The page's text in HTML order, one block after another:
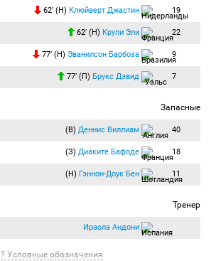
62′ (Н) Клюйверт Джастин 19
62′ (Н) Крупи Эли 22
77′ (Н) Эванилсон Барбоза 9
77′ (П) Брукс Дэвид 7
Запасные
(В) Деннис Виллиам 40
(З) Диаките Бафоде 18
(Н) Гэннон-Доук Бен 11
Тренер
Ираола Андони
? Условные обозначения